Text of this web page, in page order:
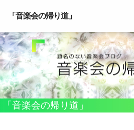
「音楽会の帰り道」
「音楽会の帰り道」